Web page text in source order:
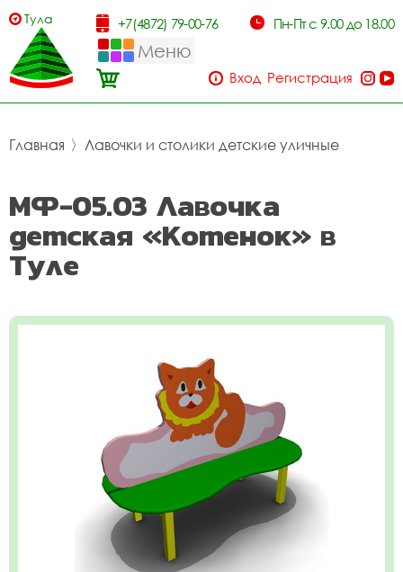
Тула +7(4872) 79-00-76 Пн-Пт с 9.00 до 18.00
Меню
Вход Регистрация
Главная 〉 Лавочки и столики детские уличные
МФ-05.03 Лавочка
детская «Котенок» в
Туле